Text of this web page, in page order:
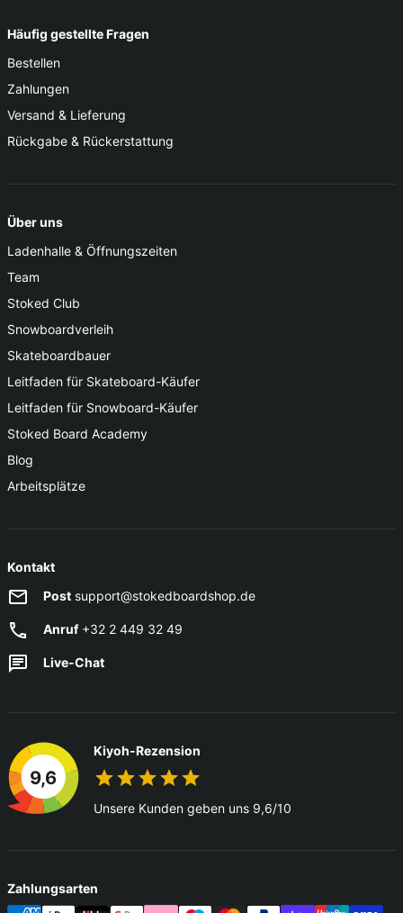
Häufig gestellte Fragen
Bestellen
Zahlungen
Versand & Lieferung
Rückgabe & Rückerstattung
Über uns
Ladenhalle & Öffnungszeiten
Team
Stoked Club
Snowboardverleih
Skateboardbauer
Leitfaden für Skateboard-Käufer
Leitfaden für Snowboard-Käufer
Stoked Board Academy
Blog
Arbeitsplätze
Kontakt
Post support@stokedboardshop.de
Anruf+32 2 449 32 49
Live-Chat
9,6
Kiyoh-Rezension
Unsere Kunden geben uns 9,6/10
Zahlungsarten